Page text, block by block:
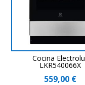
Cocina
LKR540066X
559,00 €